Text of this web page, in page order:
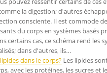
la digestion; d'autres
consciente. Il est commode
du corps en systèmes basés
certains cas, ce schéma rend les
dans d'autres, ils…
dans le corps? Les lipides
avec les protéines, les sucres et